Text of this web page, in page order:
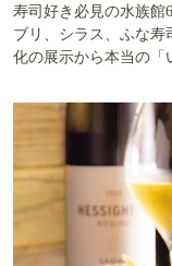
寿司好き必見の水族
ブリ、シラス、ふな
化の展示から本当の「